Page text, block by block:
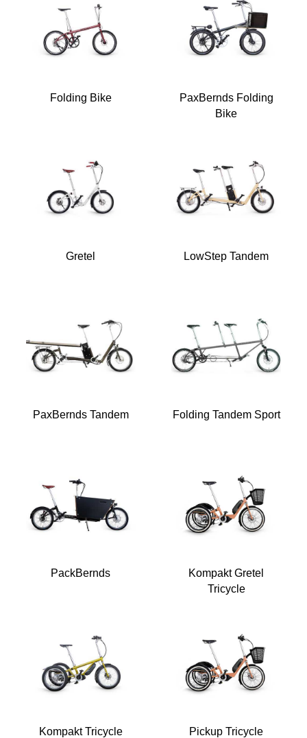
Folding Bike
PaxBernds Folding
Bike
Gretel LowStep Tandem
PaxBernds Tandem Folding Tandem Sport
PackBernds
Kompakt Gretel
Tricycle
Kompakt Tricycle Pickup Tricycle